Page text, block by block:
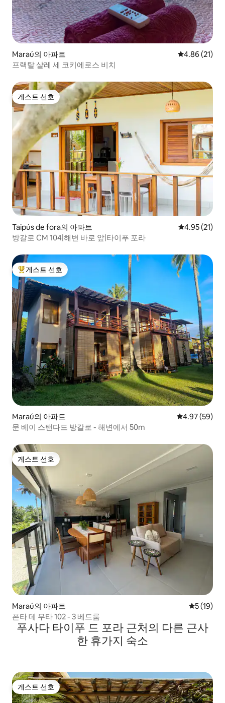
Maraú의 아파트 평점 4.86점
4.86 (21)
프랙탈 샬레 세 코키에로스 비치
게스트 선호
게스트 선호
Taipús de fora의 아파트 평점 4.95점
4.95 (21)
방갈로 CM 104|해변 바로 앞|타이푸 포라
상위 게스트 선호
게스트 선호
Maraú의 아파트 평점 4.97점(5
4.97 (59)
문 베이 스탠다드 방갈로 - 해변에서 50m
게스트 선호
게스트 선호
Maraú의 아파트 평점 5점
5 (19)
폰타 데 무타 102 - 3 베드룸
푸사다 타이푸 드 포라 근처의 다른 근사
한 휴가지 숙소
게스트 선호
게스트 선호